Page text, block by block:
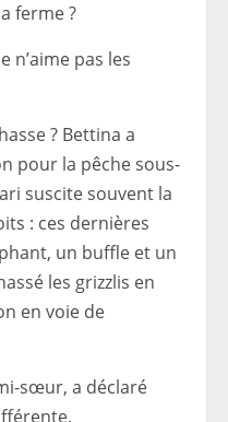
ferme ?
n’aime pas les
? Bettina a
pour la pêche sous-
suscite souvent la
: ces dernières
un buffle et un
les grizzlis en
en voie de
sœur, a déclaré